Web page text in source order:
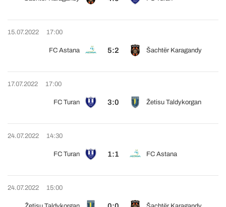
15.07.2022 17:00
FC Astana 5:2 Šachtër Karagandy
17.07.2022 17:00
FC Turan 3:0 Žetisu Taldykorgan
24.07.2022 14:30
FC Turan 1:1 FC Astana
24.07.2022 15:00